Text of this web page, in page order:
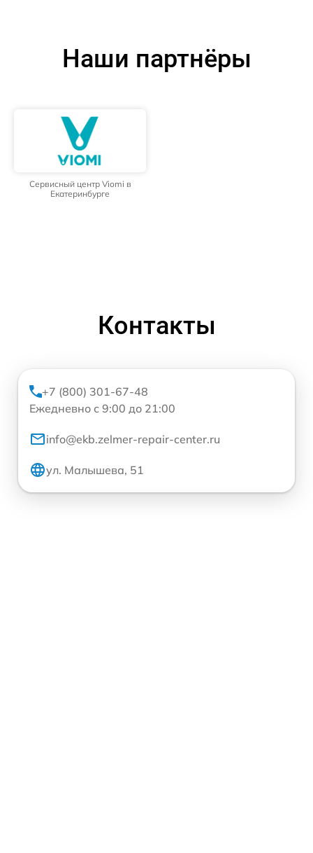
Наши партнёры
Сервисный центр Viomi в
Екатеринбурге
Контакты
+7 (800) 301-67-48
Ежедневно с 9:00 до 21:00
info@ekb.zelmer-repair-center.ru
ул. Малышева, 51